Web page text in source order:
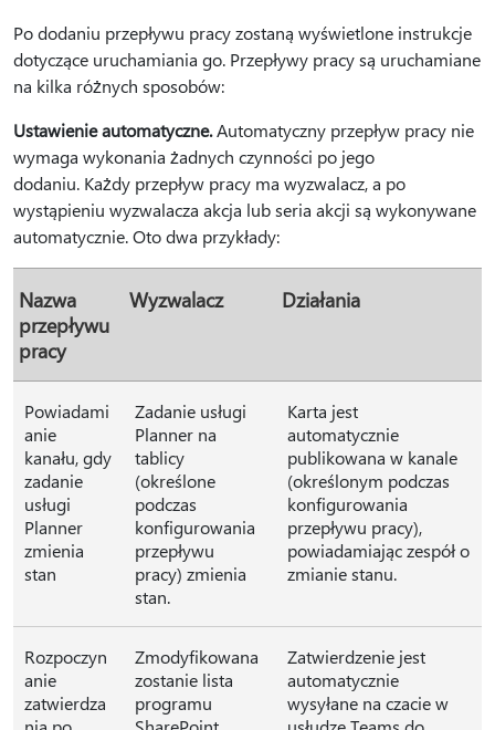
Po dodaniu przepływu pracy zostaną wyświetlone instrukcje
dotyczące uruchamiania go. Przepływy pracy są uruchamiane
na kilka różnych sposobów:
Ustawienie automatyczne.Automatyczny przepływ pracy nie
wymaga wykonania żadnych czynności po jego
dodaniu. Każdy przepływ pracy ma wyzwalacz, a po
wystąpieniu wyzwalacza akcja lub seria akcji są wykonywane
automatycznie. Oto dwa przykłady:
Nazwa
przepływu
pracy
Wyzwalacz Działania
Powiadami
anie
kanału, gdy
zadanie
usługi
Planner
zmienia
stan
Zadanie usługi
Planner na
tablicy
(określone
podczas
konfigurowania
przepływu
pracy) zmienia
stan.
Karta jest
automatycznie
publikowana w kanale
(określonym podczas
konfigurowania
przepływu pracy),
powiadamiając zespół o
zmianie stanu.
Rozpoczyn
anie
zatwierdza
Zmodyfikowana
zostanie lista
programu
Zatwierdzenie jest
automatycznie
wysyłane na czacie w